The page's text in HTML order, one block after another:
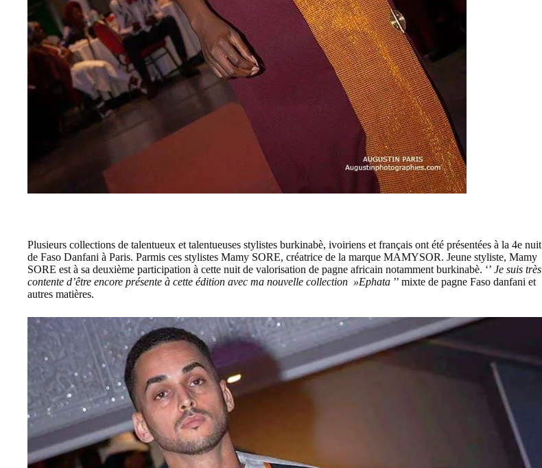
Plusieurs collections de talentueux et talentueuses stylistes burkinabè, ivoiriens et français ont été présentées à la 4e nuit
de Faso Danfani à Paris. Parmis ces stylistes Mamy SORE, créatrice de la marque MAMYSOR. Jeune styliste, Mamy
SORE est à sa deuxième participation à cette nuit de valorisation de pagne africain notamment burkinabè. ‘’ Je suis très
contente d’être encore présente à cette édition avec ma nouvelle collection »Ephata ’’ mixte de pagne Faso danfani et
autres matières.